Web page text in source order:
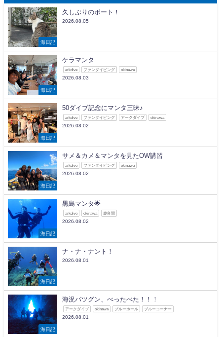
海日記
久しぶりのボート！
2026.08.05
海日記
ケラマンタ
arkdive ファンダイビング okinawa
2026.08.03
海日記
50ダイブ記念にマンタ三昧♪
arkdive ファンダイビング アークダイブ okinawa
2026.08.02
海日記
サメ＆カメ＆マンタを見たOW講習
arkdive ファンダイビング okinawa
2026.08.02
海日記
黒島マンタ🌟
arkdive okinawa 慶良間
2026.08.02
海日記
ナ・ナ・ナント！
2026.08.01
海日記
海況バツグン、べったべた！！！
アークダイブ okinawa ブルーホール ブルーコーナー
2026.08.01